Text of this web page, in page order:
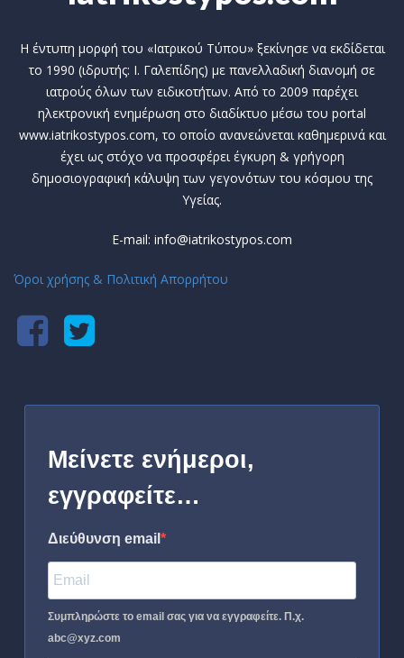
Η έντυπη μορφή του «Ιατρικού Τύπου» ξεκίνησε να εκδίδεται
το 1990 (ιδρυτής: Ι. Γαλεπίδης) με πανελλαδική διανομή σε
ιατρούς όλων των ειδικοτήτων. Από το 2009 παρέχει
ηλεκτρονική ενημέρωση στο διαδίκτυο μέσω του portal
www.iatrikostypos.com, το οποίο ανανεώνεται καθημερινά και
έχει ως στόχο να προσφέρει έγκυρη & γρήγορη
δημοσιογραφική κάλυψη των γεγονότων του κόσμου της
Υγείας.
E-mail: info@iatrikostypos.com
Όροι χρήσης & Πολιτική Απορρήτου
Μείνετε ενήμεροι,
εγγραφείτε…
Διεύθυνση email
Συμπληρώστε το email σας για να εγγραφείτε. Π.χ.
abc@xyz.com